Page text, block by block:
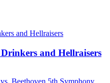
and Hellraisers